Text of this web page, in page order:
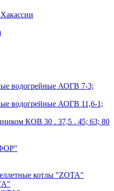
водогрейные АОГВ 7-3;
водогрейные АОГВ 11,6-1;
КОВ 30 . 37,5 . 45; 63; 80
котлы "ZOTA"